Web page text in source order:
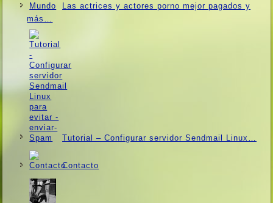
Las actrices y actores porno mejor pagados y
más…
Tutorial – Configurar servidor Sendmail Linux…
Contacto